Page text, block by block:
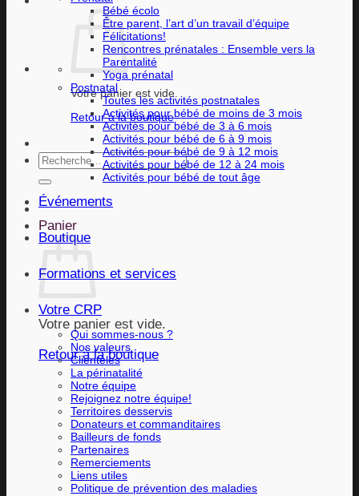
Votre panier est vide.
Retour à la boutique
Recherche
pour :
Panier
Votre panier est vide.
Retour à la boutique
Bébé écolo
Être parent, l’art d’un travail d’équipe
Félicitations!
Rencontres prénatales : Ensemble vers la
Parentalité
Yoga prénatal
Postnatal
Toutes les activités postnatales
Activités pour bébé de moins de 3 mois
Activités pour bébé de 3 à 6 mois
Activités pour bébé de 6 à 9 mois
Activités pour bébé de 9 à 12 mois
Activités pour bébé de 12 à 24 mois
Activités pour bébé de tout âge
Événements
Boutique
Formations et services
Votre CRP
Qui sommes-nous ?
Nos valeurs
Clientèles
La périnatalité
Notre équipe
Rejoignez notre équipe!
Territoires desservis
Donateurs et commanditaires
Bailleurs de fonds
Partenaires
Remerciements
Liens utiles
Politique de prévention des maladies